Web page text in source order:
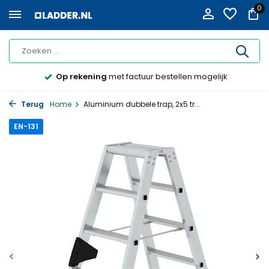
0
Op rekening met factuur bestellen mogelijk
Terug Home Aluminium dubbele trap, 2x5 tr...
EN-131